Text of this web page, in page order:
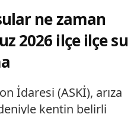
ne zaman
2026 ilçe ilçe su
İdaresi (ASKİ), arıza
kentin belirli